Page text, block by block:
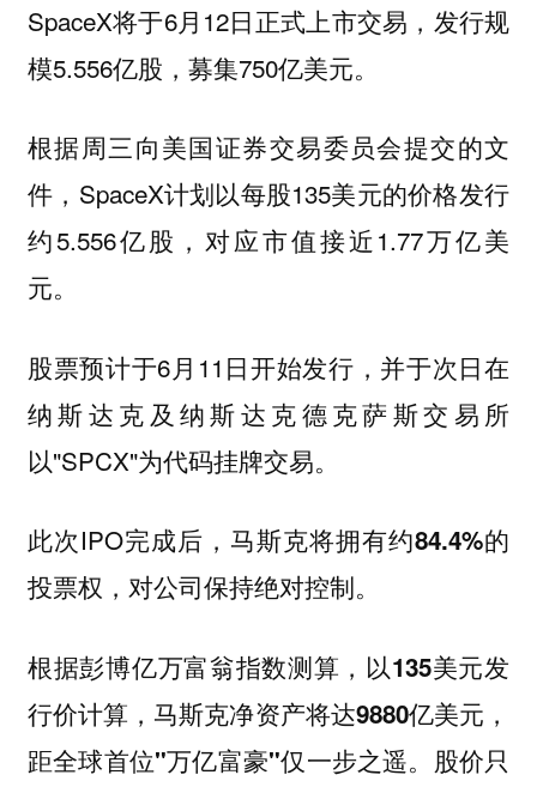
SpaceX将于6月12日正式上市交易，发行规
模5.556亿股，募集750亿美元。
根据周三向美国证券交易委员会提交的文
件，SpaceX计划以每股135美元的价格发行
约5.556亿股，对应市值接近1.77万亿美
元。
股票预计于6月11日开始发行，并于次日在
纳斯达克及纳斯达克德克萨斯交易所
以"SPCX"为代码挂牌交易。
此次IPO完成后， 马斯克将拥有约84.4%的
投票权，对公司保持绝对控制。
根据彭博亿万富翁指数测算，以135美元发
行价计算，马斯克净资产将达9880亿美元，
距全球首位"万亿富豪"仅一步之遥。股价只